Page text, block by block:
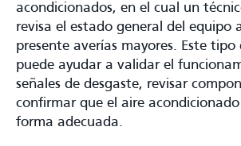
acondicionados, en el cual un
revisa el estado general del equipo
presente averías mayores. Este tipo
puede ayudar a validar el
señales de desgaste, revisar
confirmar que el aire
forma adecuada.